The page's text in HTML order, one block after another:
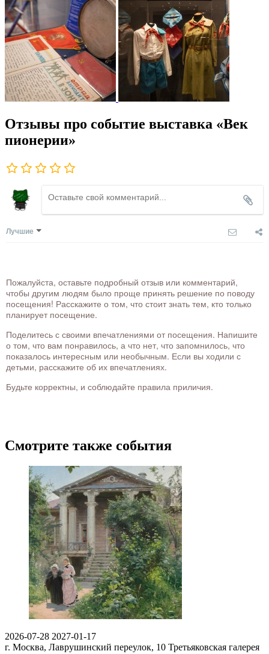
Отзывы про событие выставка «Век
пионерии»
Лучшие
Пожалуйста, оставьте подробный отзыв или комментарий,
чтобы другим людям было проще принять решение по поводу
посещения! Расскажите о том, что стоит знать тем, кто только
планирует посещение.
Поделитесь с своими впечатлениями от посещения. Напишите
о том, что вам понравилось, а что нет, что запомнилось, что
показалось интересным или необычным. Если вы ходили с
детьми, расскажите об их впечатлениях.
Будьте корректны, и соблюдайте правила приличия.
Смотрите также события
2026-07-28 2027-01-17
г. Москва, Лаврушинский переулок, 10 Третьяковская галерея